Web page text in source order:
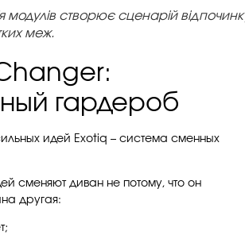
модулів створює сценарій
меж.
гардероб
идей Exotiq – система сменных
сменяют диван не потому, что он
другая: